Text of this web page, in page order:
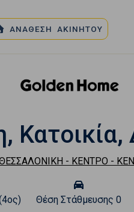
ΑΝΑΘΕΣΗ ΑΚΙΝΗΤΟΥ
- ΚΕΝΤΡΟ -
Θέση Στάθμευσης 0